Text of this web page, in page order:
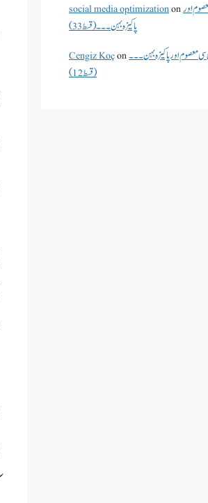
social media optimizationonاور
پاکیزہ بہن۔۔۔(قسط33)
Cengiz Koçonمعصوم اور پاکیزہ بہن۔۔۔
(قسط12)